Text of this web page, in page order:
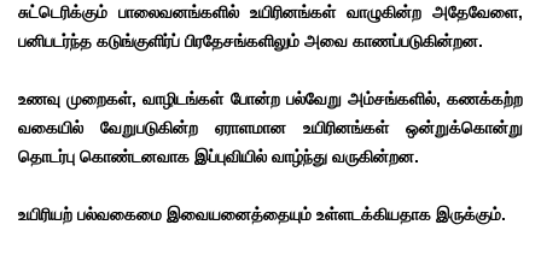
சுட்டெரிக்கும் பாலைவனங்களில் உயிரினங்கள் வாழுகின்ற அதேவேளை,
பனிபடர்ந்த கடுங்குளிர்ப் பிரதேசங்களிலும் அவை காணப்படுகின்றன.
உணவு முறைகள், வாழிடங்கள் போன்ற பல்வேறு அம்சங்களில், கணக்கற்ற
வகையில் வேறுபடுகின்ற ஏராளமான உயிரினங்கள் ஒன்றுக்கொன்று
தொடர்பு கொண்டனவாக இப்புவியில் வாழ்ந்து வருகின்றன.
உயிரியற் பல்வகைமை இவையனைத்தையும் உள்ளடக்கியதாக இருக்கும்.